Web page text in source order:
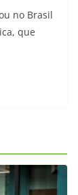
no Brasil
que